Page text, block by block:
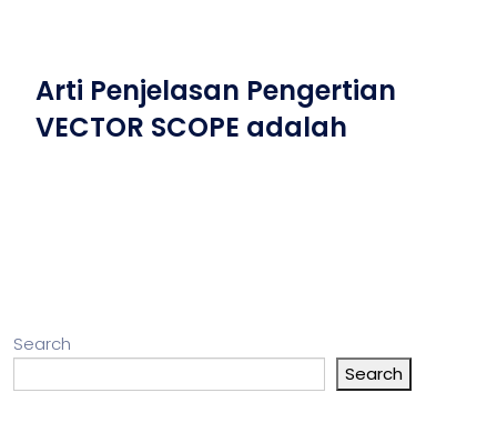
Arti Penjelasan Pengertian
VECTOR SCOPE adalah
Search
Search